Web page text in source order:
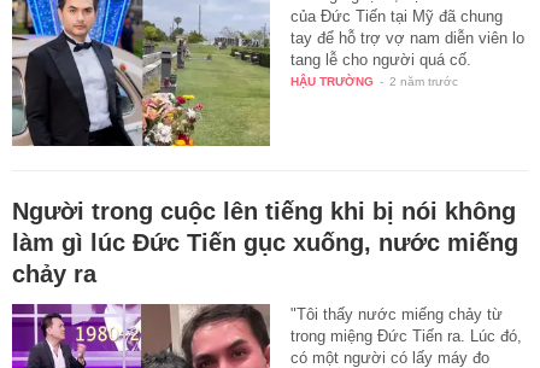
của Đức Tiến tại Mỹ đã chung
tay để hỗ trợ vợ nam diễn viên lo
tang lễ cho người quá cố.
HẬU TRƯỜNG - 2 năm trước
Người trong cuộc lên tiếng khi bị nói không
làm gì lúc Đức Tiến gục xuống, nước miếng
chảy ra
"Tôi thấy nước miếng chảy từ
trong miệng Đức Tiến ra. Lúc đó,
có một người có lấy máy đo